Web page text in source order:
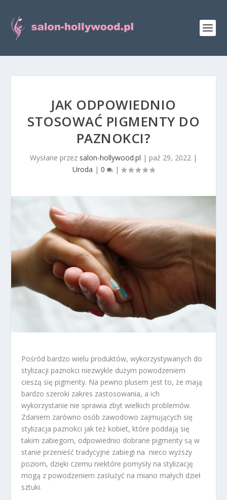
JAK ODPOWIEDNIO
STOSOWAĆ PIGMENTY DO
PAZNOKCI?
Wysłane przez salon-hollywood.pl | paź 29, 2022 |
Uroda | 0 |
Pośród bardzo wielu produktów, wykorzystywanych do
stylizacji paznokci niezwykle dużym powodzeniem
cieszą się pigmenty. Na pewno plusem jest to, że mają
bardzo szeroki zakres zastosowania, a ich
wykorzystanie nie sprawia zbyt wielkich problemów.
Zdaniem zarówno osób zawodowo zajmujących się
stylizacja paznokci jak też kobiet, które poddają się
takim zabiegom, odpowiednio dobrane pigmenty są w
stanie przenieść tradycyjne zabiegi na nieco wyższy
poziom, dzięki czemu niektóre pomysły na stylizację
mogą z powodzeniem zasłużyć na miano małych dzieł
sztuki.